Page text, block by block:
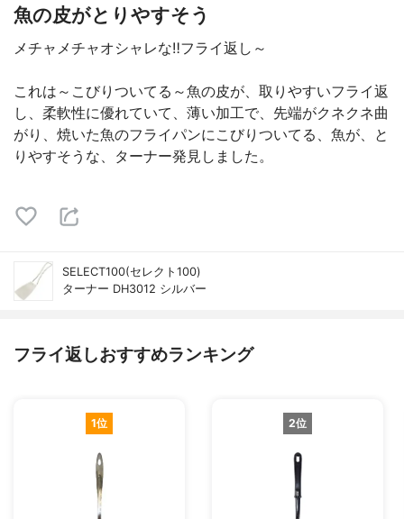
魚の皮がとりやすそう
メチャメチャオシャレな‼️フライ返し～
これは～こびりついてる～魚の皮が、取りやすいフライ返
し、柔軟性に優れていて、薄い加工で、先端がクネクネ曲
がり、焼いた魚のフライパンにこびりついてる、魚が、と
りやすそうな、ターナー発見しました。
SELECT100(セレクト100)
ターナー DH3012 シルバー
フライ返しおすすめランキング
1位 2位